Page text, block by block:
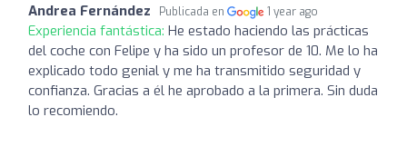
Andrea Fernández Publicada en 1 year ago
Experiencia fantástica: He estado haciendo las prácticas
del coche con Felipe y ha sido un profesor de 10. Me lo ha
explicado todo genial y me ha transmitido seguridad y
confianza. Gracias a él he aprobado a la primera. Sin duda
lo recomiendo.